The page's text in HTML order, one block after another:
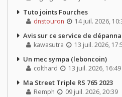
Tuto joints Fourches
dnstouron 14 juil. 2026,
Avis sur ce service de dépannage
kawasutra 13 juil. 2026,
Un mec sympa (leboncoin)
colthard 13 juil. 2026, 16:49
Ma Street Triple RS 765 2023
Remph 09 juil. 2026, 20:39